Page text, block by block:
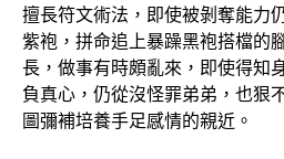
擅長符文術法，即使被剝奪能力
紫袍，拼命追上暴躁黑袍搭檔的
長，做事有時頗亂來，即使得知
負真心，仍從沒怪罪弟弟，也狠
圖彌補培養手足感情的親近。